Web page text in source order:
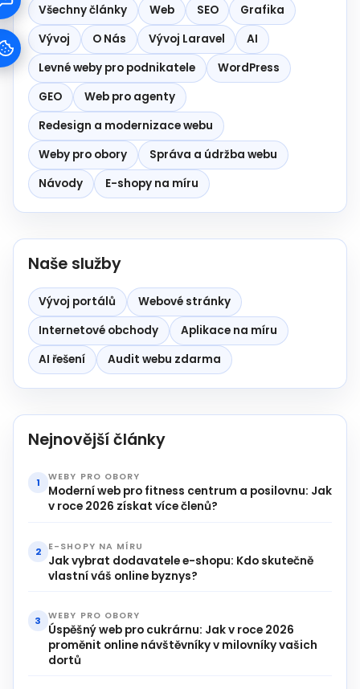
Všechny články Web SEO
Grafika
Vývoj
O Nás Vývoj Laravel
AI
Levné weby pro podnikatele
WordPress
GEO
Web pro agenty
Redesign a modernizace webu
Weby pro obory
Správa a údržba webu
Návody
E-shopy na míru
Naše služby
Vývoj portálů
Webové stránky
Internetové obchody
Aplikace na míru
AI řešení
Audit webu zdarma
Nejnovější články
1 WEBY PRO OBORY
Moderní web pro fitness centrum a posilovnu: Jak
v roce 2026 získat více členů?
2 E-SHOPY NA MÍRU
Jak vybrat dodavatele e-shopu: Kdo skutečně
vlastní váš online byznys?
3 WEBY PRO OBORY
Úspěšný web pro cukrárnu: Jak v roce 2026
proměnit online návštěvníky v milovníky vašich
dortů